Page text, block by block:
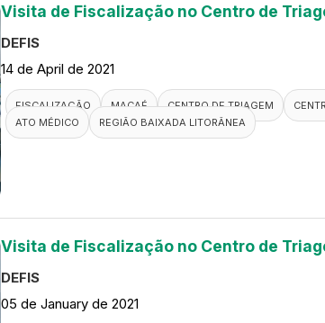
Visita de Fiscalização no Centro de
DEFIS
14 de April de 2021
FISCALIZAÇÃO MACAÉ CENTRO DE TRIAGEM
ATO MÉDICO
REGIÃO BAIXADA LITORÂNEA
Visita de Fiscalização no Centro de
DEFIS
05 de January de 2021